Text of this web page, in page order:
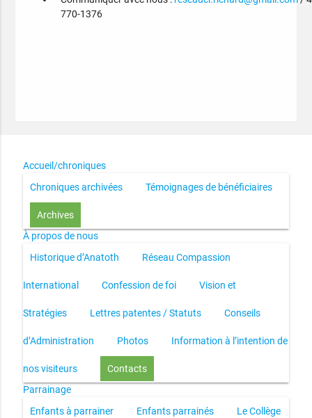
770-1376
Accueil/chroniques
Chroniques archivées
Témoignages de bénéficiaires
Archives
À propos de nous
Historique d’Anatoth
Réseau Compassion
International Confession de foi Vision et
Stratégies Lettres patentes / Statuts Conseils
d’Administration Photos Information à l’intention de
nos visiteurs
Contacts
Parrainage
Enfants à parrainer
Enfants parrainés Le Collège